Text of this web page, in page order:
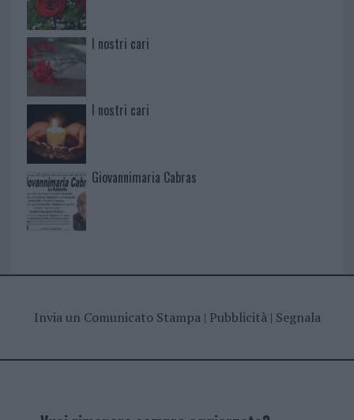
I nostri cari
I nostri cari
Giovannimaria Cabras
Invia un Comunicato Stampa| Pubblicità| Segnala